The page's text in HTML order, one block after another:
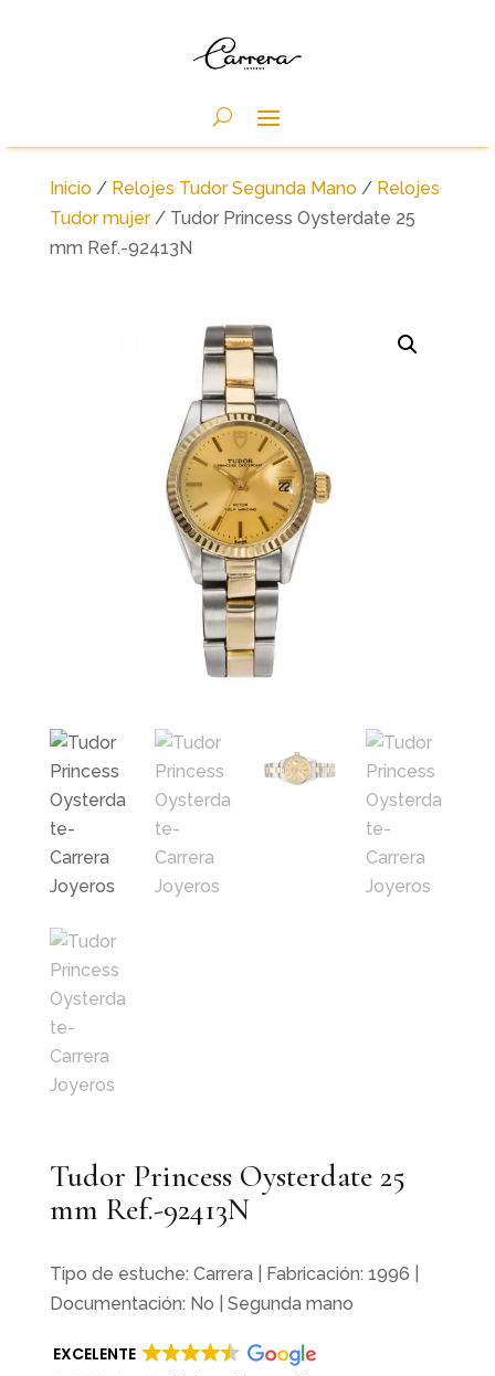
Inicio/ Relojes Tudor Segunda Mano/ Relojes
Tudor mujer/ Tudor Princess Oysterdate 25
mm Ref.-92413N
Tudor Princess Oysterdate 25
mm Ref.-92413N
Tipo de estuche: Carrera | Fabricación: 1996 |
Documentación: No | Segunda mano
EXCELENTE